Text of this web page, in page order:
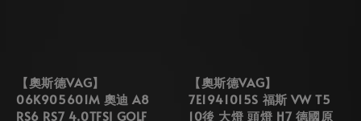
【奧斯德VAG】
06K905601M 奧迪 A8
RS6 RS7 4.0TFSI GOLF
【奧斯德VAG】
7E1941015S 福斯 VW T5
10後 大燈 頭燈 H7 德國原